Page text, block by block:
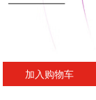
加入购物车